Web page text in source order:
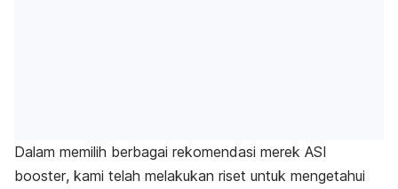
Dalam memilih berbagai rekomendasi merek ASI
booster, kami telah melakukan riset untuk mengetahui